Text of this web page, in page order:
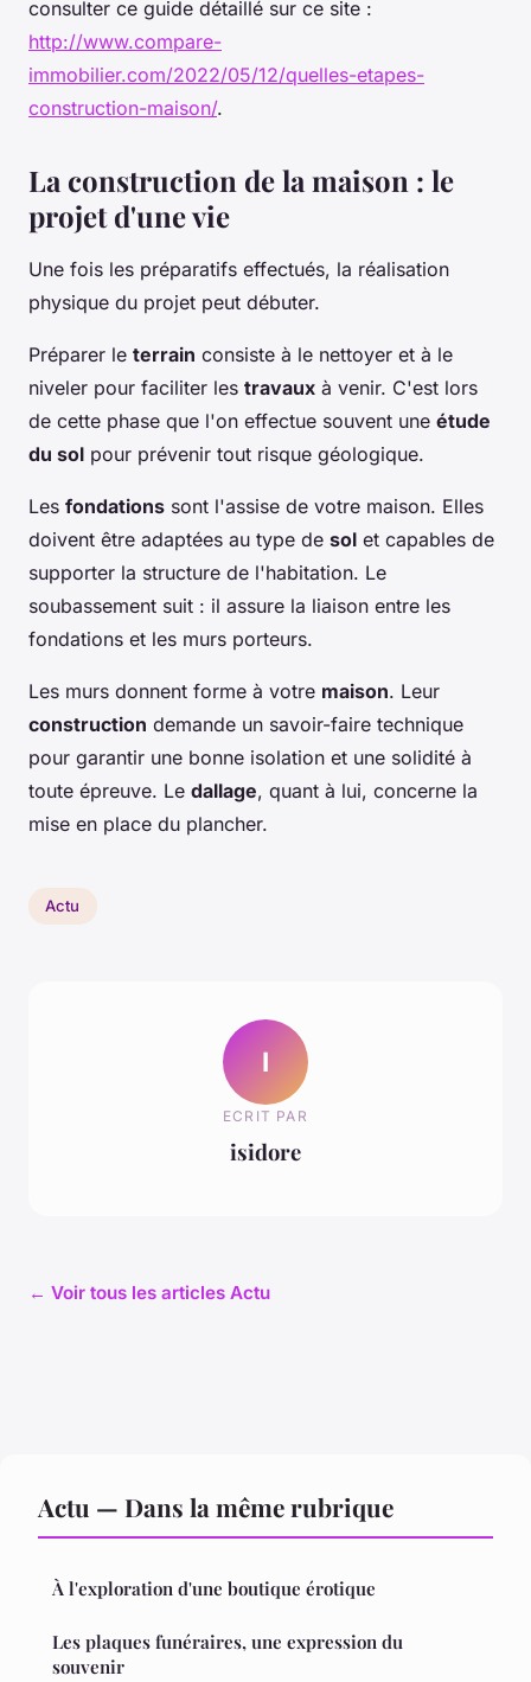
consulter ce guide détaillé sur ce site :
http://www.compare-
immobilier.com/2022/05/12/quelles-etapes-
construction-maison/.
La construction de la maison : le
projet d'une vie
Une fois les préparatifs effectués, la réalisation
physique du projet peut débuter.
Préparer le terrain consiste à le nettoyer et à le
niveler pour faciliter les travaux à venir. C'est lors
de cette phase que l'on effectue souvent une étude
du sol pour prévenir tout risque géologique.
Les fondations sont l'assise de votre maison. Elles
doivent être adaptées au type de sol et capables de
supporter la structure de l'habitation. Le
soubassement suit : il assure la liaison entre les
fondations et les murs porteurs.
Les murs donnent forme à votre maison. Leur
construction demande un savoir-faire technique
pour garantir une bonne isolation et une solidité à
toute épreuve. Le dallage, quant à lui, concerne la
mise en place du plancher.
Actu
I
ECRIT PAR
isidore
← Voir tous les articles Actu
Actu — Dans la même rubrique
À l'exploration d'une boutique érotique
Les plaques funéraires, une expression du
souvenir